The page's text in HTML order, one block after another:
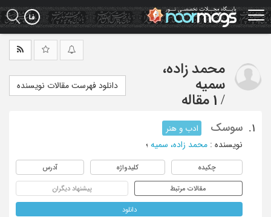
Skip
to
main
محمد زاده،
سمیه
/ 1 مقاله
دانلود فهرست مقالات نویسنده
1. سوسک
ادب و هنر
نویسنده : محمد زاده، سمیه ؛
چکیده کلیدواژه آدرس
مقالات مرتبط پیشنهاد دیگران
دانلود